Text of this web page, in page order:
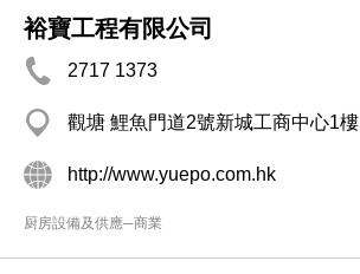
裕寶工程有限公司
2717 1373
觀塘 鯉魚門道2號新城工商中心1樓
http://www.yuepo.com.hk
厨房設備及供應─商業